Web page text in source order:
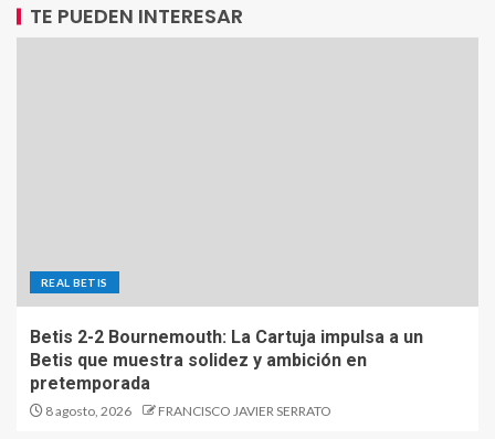
TE PUEDEN INTERESAR
REAL BETIS
Betis 2-2 Bournemouth: La Cartuja impulsa a un
Betis que muestra solidez y ambición en
pretemporada
8 agosto, 2026 FRANCISCO JAVIER SERRATO